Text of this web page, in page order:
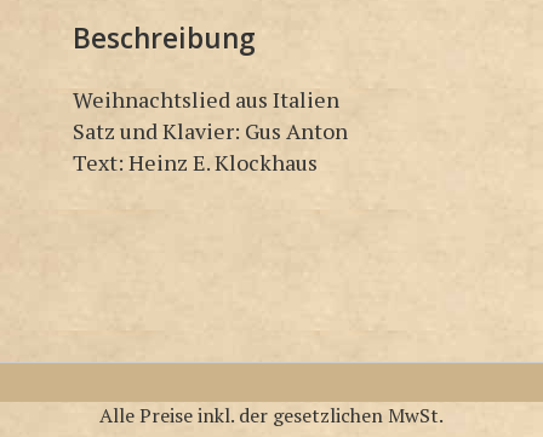
Beschreibung
Weihnachtslied aus Italien
Satz und Klavier: Gus Anton
Text: Heinz E. Klockhaus
Alle Preise inkl. der gesetzlichen MwSt.